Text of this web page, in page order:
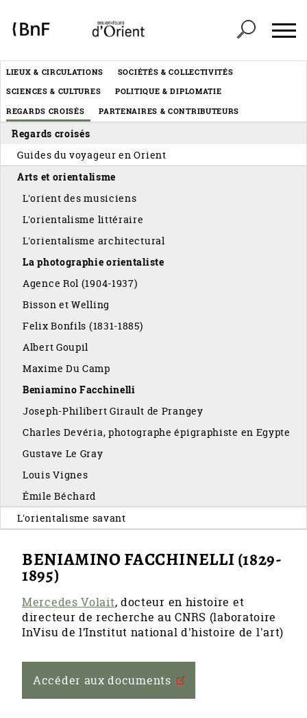
Menu
éditorial
LIEUX & CIRCULATIONS
SOCIÉTÉS & COLLECTIVITÉS
SCIENCES & CULTURES
POLITIQUE & DIPLOMATIE
REGARDS CROISÉS
PARTENAIRES & CONTRIBUTEURS
Regards croisés
Guides du voyageur en Orient
Arts et orientalisme
L'orient des musiciens
L'orientalisme littéraire
L'orientalisme architectural
La photographie orientaliste
Agence Rol (1904-1937)
Bisson et Welling
Felix Bonfils (1831-1885)
Albert Goupil
Maxime Du Camp
Beniamino Facchinelli
Joseph-Philibert Girault de Prangey
Charles Devéria, photographe épigraphiste en Egypte
Gustave Le Gray
Louis Vignes
Émile Béchard
L'orientalisme savant
BENIAMINO FACCHINELLI (1829-
1895)
Mercedes Volait, docteur en histoire et
directeur de recherche au CNRS (laboratoire
InVisu de l’Institut national d'histoire de l'art)
Accéder aux documents